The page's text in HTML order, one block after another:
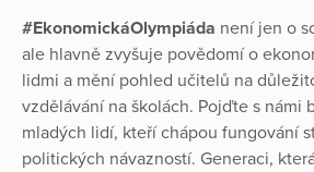
#EkonomickáOlympiáda není jen o
ale hlavně zvyšuje povědomí o
lidmi a mění pohled učitelů na
vzdělávání na školách. Pojďte s námi
mladých lidí, kteří chápou fungování
politických návazností. Generaci,